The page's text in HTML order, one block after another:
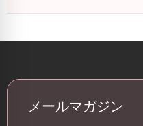
メールマガジン